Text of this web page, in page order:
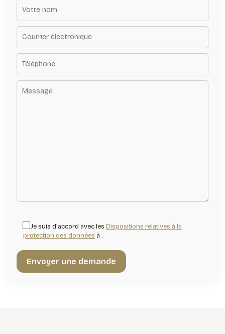
Je suis d'accord avec lesDispositions relatives à la
protection des données à .